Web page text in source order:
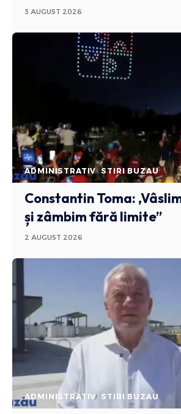
3 AUGUST 2026
ADMINISTRATIV STIRI BUZAU
Constantin Toma:
și zâmbim fără limite”
2 AUGUST 2026
ADMINISTRATIV STIRI BUZAU